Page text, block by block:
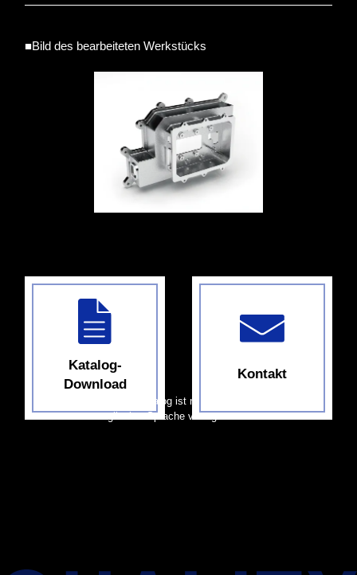
■Bild des bearbeiteten Werkstücks
Katalog-
Download
*Der Katalog ist nur in
englischer Sprache verfügbar.
Kontakt